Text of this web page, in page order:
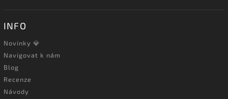
INFO
Novinky 💎
Navigovat k nám
Blog
Recenze
Návody